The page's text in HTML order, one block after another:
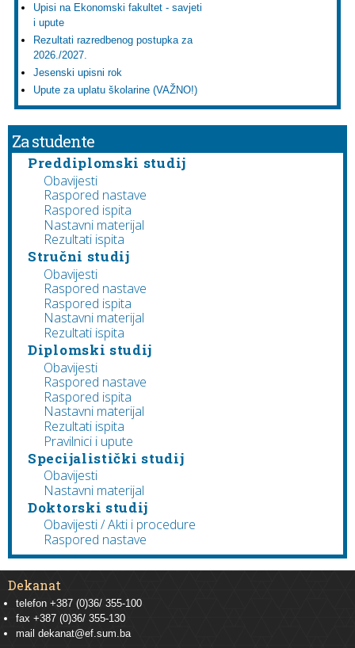
Upisi na Ekonomski fakultet - savjeti
i upute
Rezultati razredbenog postupka za
2026./2027.
Jesenski upisni rok
Upute za uplatu školarine (VAŽNO!)
Za studente
Preddiplomski studij
Obavijesti
Raspored nastave
Raspored ispita
Nastavni materijal
Rezultati ispita
Stručni studij
Obavijesti
Raspored nastave
Raspored ispita
Nastavni materijal
Rezultati ispita
Diplomski studij
Obavijesti
Raspored nastave
Raspored ispita
Nastavni materijal
Rezultati ispita
Pravilnici i upute
Specijalistički studij
Obavijesti
Nastavni materijal
Doktorski studij
Obavijesti / Akti i procedure
Raspored nastave
Dekanat
telefon +387 (0)36/ 355-100
fax +387 (0)36/ 355-130
mail dekanat@ef.sum.ba